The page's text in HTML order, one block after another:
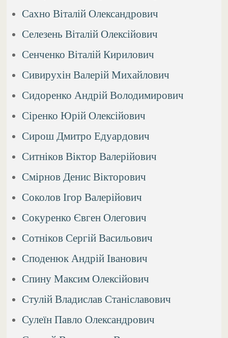
Сахно Віталій Олександрович
Селезень Віталій Олексійович
Сенченко Віталій Кирилович
Сивирухін Валерій Михайлович
Сидоренко Андрій Володимирович
Сіренко Юрій Олексійович
Сирош Дмитро Едуардович
Ситніков Віктор Валерійович
Смірнов Денис Вікторович
Соколов Ігор Валерійович
Сокуренко Євген Олегович
Сотніков Сергій Васильович
Споденюк Андрій Іванович
Спину Максим Олексійович
Стулій Владислав Станіславович
Сулеїн Павло Олександрович